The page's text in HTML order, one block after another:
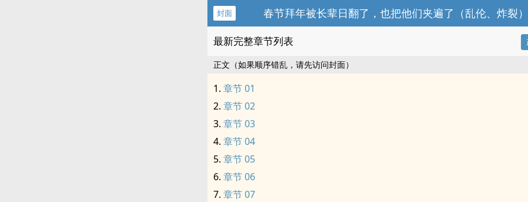
封面 春节拜年被长辈日翻了，也把他们夹遍了（‌‎‌乱‍‌伦‍、炸裂）
最新完整章节列表
正文（如果顺序错乱，请先访问封面）
章节 01
章节 02
章节 03
章节 04
章节 05
章节 06
章节 07